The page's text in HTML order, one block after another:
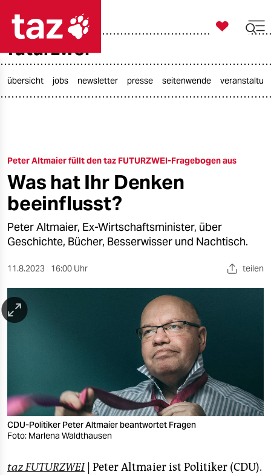
taz zahl ich
öko
gesellschaft
kultur
sport
berlin
nord
wahrheit
veranstaltungen
shop

taz zahl ich
futurzwei
übersicht jobs newsletter presse seitenwende
Peter Altmaier füllt den taz FUTURZWEI-Fragebogen aus
Was hat Ihr Denken
beeinflusst?
Peter Altmaier, Ex-Wirtschaftsminister, über
Geschichte, Bücher, Besserwisser und Nachtisch.
11.8.2023 16:00 Uhr teilen
CDU-Politiker Peter Altmaier beantwortet Fragen
Foto: Marlena Waldthausen
taz FUTURZWEI| Peter Altmaier ist Politiker (CDU).